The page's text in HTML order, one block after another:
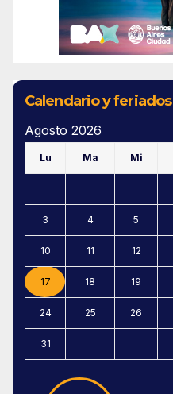
Calendario y feriados
Agosto 2026
Lu Ma Mi
3 4 5
10 11 12
17 18 19
24 25 26
31